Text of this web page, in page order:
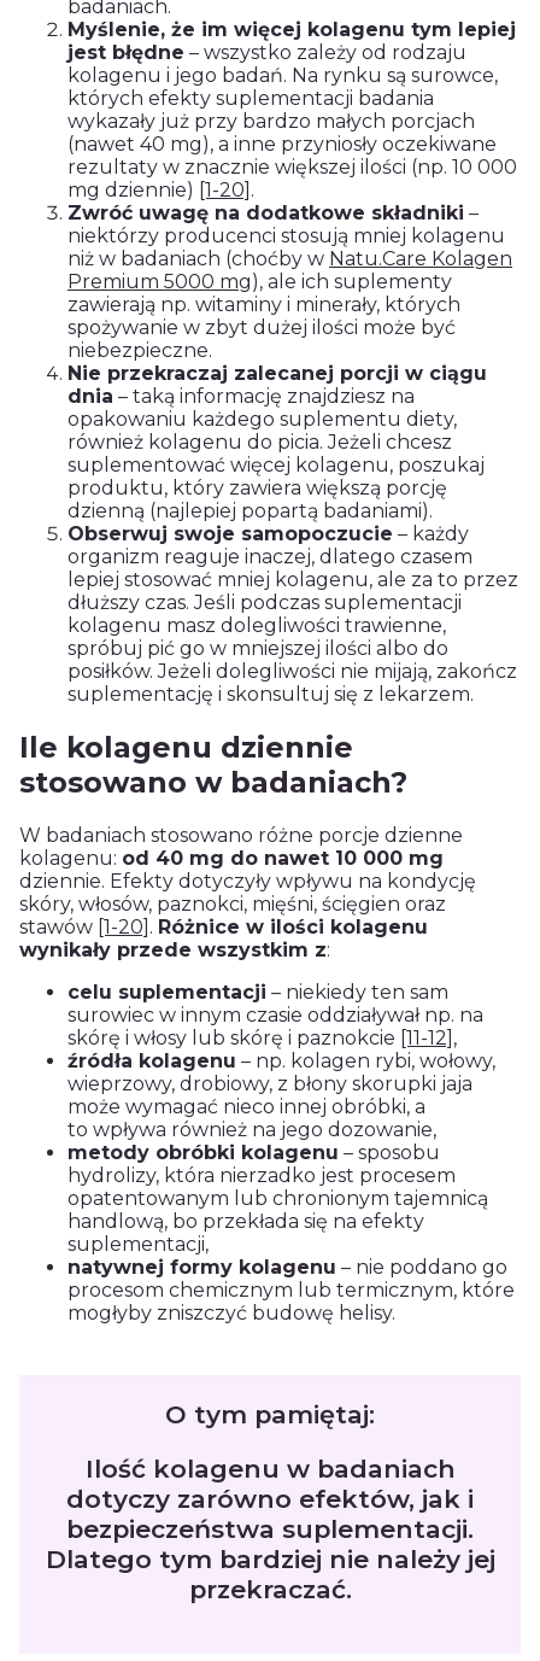
badaniach.
Myślenie, że im więcej kolagenu tym lepiej
jest błędne – wszystko zależy od rodzaju
kolagenu i jego badań. Na rynku są surowce,
których efekty suplementacji badania
wykazały już przy bardzo małych porcjach
(nawet 40 mg), a inne przyniosły oczekiwane
rezultaty w znacznie większej ilości (np. 10 000
mg dziennie) [1-20] .
Zwróć uwagę na dodatkowe składniki –
niektórzy producenci stosują mniej kolagenu
niż w badaniach (choćby w Natu.Care Kolagen
Premium 5000 mg), ale ich suplementy
zawierają np. witaminy i minerały, których
spożywanie w zbyt dużej ilości może być
niebezpieczne.
Nie przekraczaj zalecanej porcji w ciągu
dnia – taką informację znajdziesz na
opakowaniu każdego suplementu diety,
również kolagenu do picia. Jeżeli chcesz
suplementować więcej kolagenu, poszukaj
produktu, który zawiera większą porcję
dzienną (najlepiej popartą badaniami).
Obserwuj swoje samopoczucie – każdy
organizm reaguje inaczej, dlatego czasem
lepiej stosować mniej kolagenu, ale za to przez
dłuższy czas. Jeśli podczas suplementacji
kolagenu masz dolegliwości trawienne,
spróbuj pić go w mniejszej ilości albo do
posiłków. Jeżeli dolegliwości nie mijają, zakończ
suplementację i skonsultuj się z lekarzem.
Ile kolagenu dziennie
stosowano w badaniach?
W badaniach stosowano różne porcje dzienne
kolagenu: od 40 mg do nawet 10 000 mg
dziennie. Efekty dotyczyły wpływu na kondycję
skóry, włosów, paznokci, mięśni, ścięgien oraz
stawów [1-20] . Różnice w ilości kolagenu
wynikały przede wszystkim z:
celu suplementacji – niekiedy ten sam
surowiec w innym czasie oddziaływał np. na
skórę i włosy lub skórę i paznokcie [11-12] ,
źródła kolagenu – np. kolagen rybi, wołowy,
wieprzowy, drobiowy, z błony skorupki jaja
może wymagać nieco innej obróbki, a
to wpływa również na jego dozowanie,
metody obróbki kolagenu – sposobu
hydrolizy, która nierzadko jest procesem
opatentowanym lub chronionym tajemnicą
handlową, bo przekłada się na efekty
suplementacji,
natywnej formy kolagenu – nie poddano go
procesom chemicznym lub termicznym, które
mogłyby zniszczyć budowę helisy.
O tym pamiętaj:
Ilość kolagenu w badaniach
dotyczy zarówno efektów, jak i
bezpieczeństwa suplementacji.
Dlatego tym bardziej nie należy jej
przekraczać.